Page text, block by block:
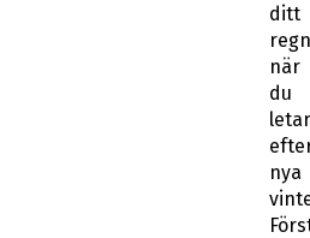
ditt
när
du
letar
nya